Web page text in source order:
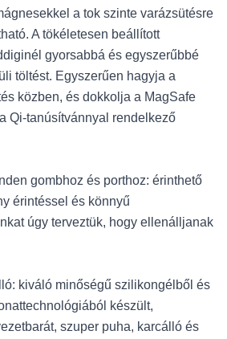
a tok szinte varázsütésre
A tökéletesen beállított
gyorsabbá és egyszerűbbé
töltést. Egyszerűen hagyja a
közben, és dokkolja a MagSafe
Qi-tanúsítvánnyal rendelkező
gombhoz és porthoz: érinthető
érintéssel és könnyű
úgy terveztük, hogy ellenálljanak
kiváló minőségű szilikongélből és
készült,
szuper puha, karcálló és